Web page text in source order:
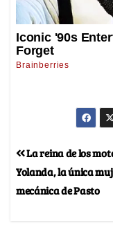
La reina de los
Yolanda, la única
mecánica de Pasto